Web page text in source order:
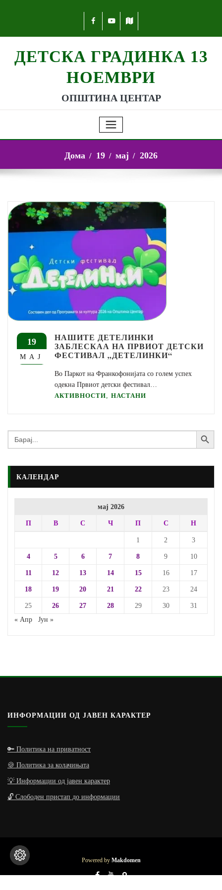
ДЕТСКА ГРАДИНКА 13
НОЕМВРИ
ОПШТИНА ЦЕНТАР
Дома 19 мај 2026
19
МАЈ
НАШИТЕ ДЕТЕЛИНКИ
ЗАБЛЕСКАА НА ПРВИОТ ДЕТСКИ
ФЕСТИВАЛ „ДЕТЕЛИНКИ“
Во Паркот на Франкофонијата со голем успех
одекна Првиот детски фестивал…
АКТИВНОСТИ ,НАСТАНИ
Search
for:
Search Button
КАЛЕНДАР
мај 2026
П В С Ч П С Н
1 2 3
4 5 6 7 8 9 10
11 12 13 14 15 16 17
18 19 20 21 22 23 24
25 26 27 28 29 30
31
« Апр
Јун »
ИНФОРМАЦИИ ОД ЈАВЕН КАРАКТЕР
🔑 Политика на приватност
🍪 Политика за колачињата
💡 Информации од јавен карактер
🔓 Слободен пристап до информации
Powered by Makdomen